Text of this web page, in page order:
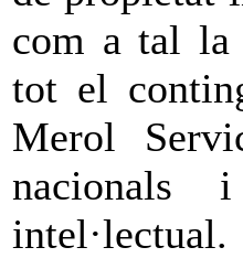
com a tal la
tot el
Merol
nacionals
intel·lectual.